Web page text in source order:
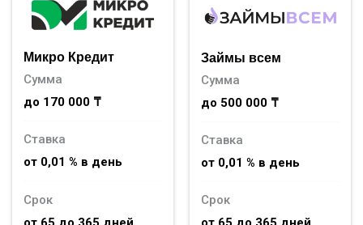
Микро Кредит
Сумма
до 170 000 ₸
Ставка
от 0,01 % в день
Срок
Займы всем
Сумма
до 500 000 ₸
Ставка
от 0,01 % в день
Срок